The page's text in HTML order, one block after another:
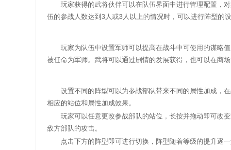
玩家获得的武将伙伴可以在队伍界面中进行管理配置，对
伍的参战人数达到3人或3人以上的情况时，可以进行阵型的
玩家为队伍中设置军师可以提高在战斗中可使用的谋略值
被任命为军师。武将可以通过剧情的发展获得，也可以在商
设置不同的阵型可以为参战部队带来不同的属性加成，在
相应的站位和属性加成效果。
玩家可以任意更改参战部队的站位，长按并拖动即可改变
敌方部队的攻击。
点击下方的阵型即可进行切换，阵型随着等级的提升逐一